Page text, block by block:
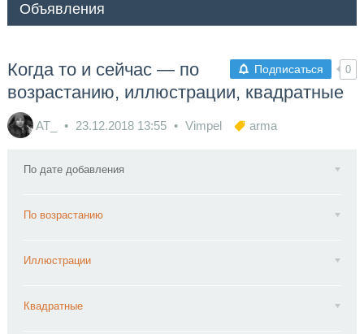
Объявления
Подписаться 0
Когда то и сейчас — по
возрастанию, иллюстрации, квадратные
AT_ 23.12.2018 13:55 Vimpel arma
По дате добавления
По возрастанию
Иллюстрации
Квадратные